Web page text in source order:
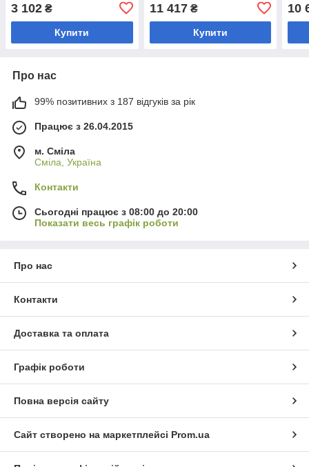
3 102 ₴
Купити
11 417₴
Купити
10
Про нас
99% позитивних з 187 відгуків за рік
Працює з 26.04.2015
м. Сміла
Сміла, Україна
Контакти
Сьогодні працює з 08:00 до 20:00
Показати весь графік роботи
Про нас
Контакти
Доставка та оплата
Графік роботи
Повна версія сайту
Сайт створено на маркетплейсі Prom.ua